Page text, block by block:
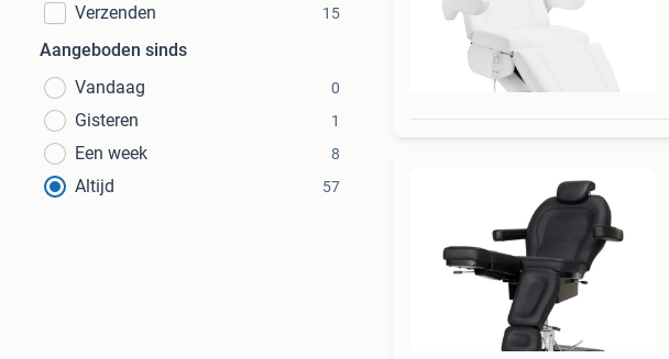
Verzenden 15
Aangeboden sinds
Vandaag
0
Gisteren 1
Een week 8
Altijd 57